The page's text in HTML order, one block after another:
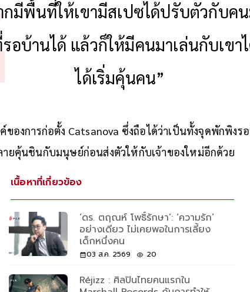
กมีพื้นที่ให้เขามีสเปซได้ปรับตัวกับคน
รอบ้านได้ แล้วก็ให้มีคนมาเล่นกับเขาไ
ได้เริ่มคุ้นคน”
องการก่อตั้ง Catsanova ซึ่งถือได้ว่าเป็นทั้งจุดพักพิงร
เนื้อหาที่เกี่ยวข้อง
‘ดร. ตฤณห์ โพธิ์รักษา’: ‘ความรัก’
อย่างเดียว ไม่เคยพอในการเลี้ยง
เด็กหนึ่งคน
03 ส.ค. 2569